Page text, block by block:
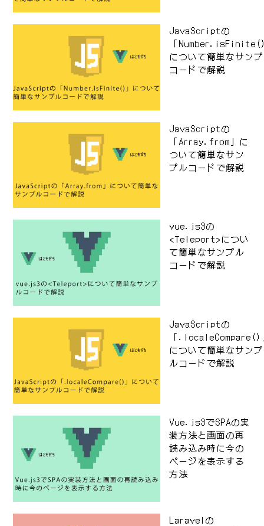
JavaScriptの
「
について簡単なサン
コードで解説
JavaScriptの
「Array.from」に
ついて簡単なサン
プルコードで解説
vue.js3の
<Teleport>につい
て簡単なサンプル
コードで解説
JavaScriptの
「.localeCompare()
について簡単なサンプ
ルコードで解説
Vue.js3でSPAの実
装方法と画面の再
読み込み時に今の
ページを表示する
方法
Laravelの